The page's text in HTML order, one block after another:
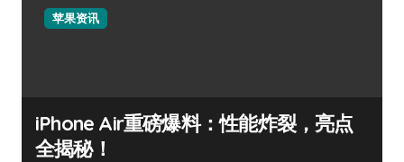
苹果资讯
iPhone Air重磅爆料：性能炸裂，亮点
全揭秘！